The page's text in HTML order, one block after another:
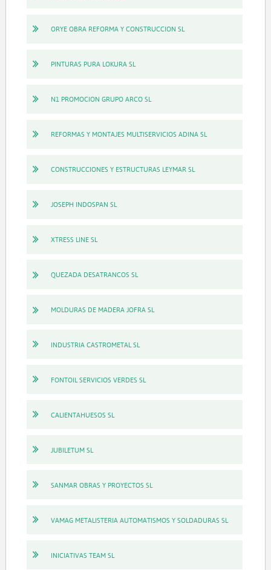
ORYE OBRA REFORMA Y CONSTRUCCION SL
PINTURAS PURA LOKURA SL
N1 PROMOCION GRUPO ARCO SL
REFORMAS Y MONTAJES MULTISERVICIOS ADINA SL
CONSTRUCCIONES Y ESTRUCTURAS LEYMAR SL
JOSEPH INDOSPAN SL
XTRESS LINE SL
QUEZADA DESATRANCOS SL
MOLDURAS DE MADERA JOFRA SL
INDUSTRIA CASTROMETAL SL
FONTOIL SERVICIOS VERDES SL
CALIENTAHUESOS SL
JUBILETUM SL
SANMAR OBRAS Y PROYECTOS SL
VAMAG METALISTERIA AUTOMATISMOS Y SOLDADURAS SL
INICIATIVAS TEAM SL